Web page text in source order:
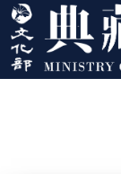
跳到主要內容
:::